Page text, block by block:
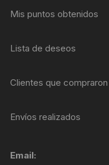
Mis puntos obtenidos
Lista de deseos
Clientes que compraron
Envíos realizados
Email: